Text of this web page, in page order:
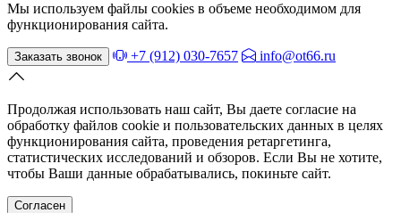
Мы используем файлы cookies в объеме необходимом для
функционирования сайта.
Заказать звонок +7 (912) 030-7657 info@ot66.ru
Продолжая использовать наш сайт, Вы даете согласие на
обработку файлов cookie и пользовательских данных в целях
функционирования сайта, проведения ретаргетинга,
статистических исследований и обзоров. Если Вы не хотите,
чтобы Ваши данные обрабатывались, покиньте сайт.
Согласен